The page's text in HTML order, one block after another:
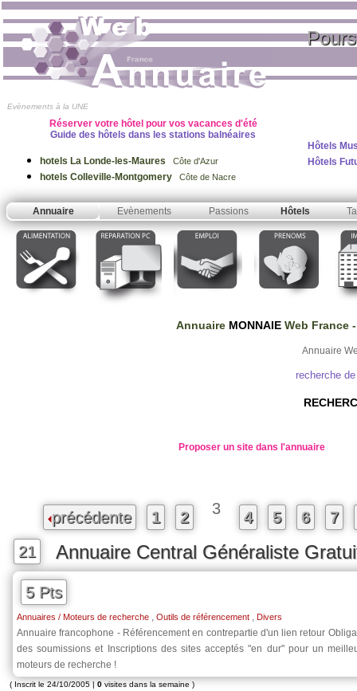
Evènements à la UNE
Réserver votre hôtel pour vos vacances d'été
Guide des hôtels dans les stations balnéaires
hotels La Londe-les-Maures Côte d'Azur
hotels Colleville-Montgomery Côte de Nacre
Hôtels
Hôtels
Annuaire Evènements Passions Hôtels
Annuaire MONNAIEWeb France-
Annuaire
recherche
Proposer un site dans l'annuaire
précédente 1 2 3 4 5 6
7
21
Annuaire Central Généraliste
5 Pts
Annuaires / Moteurs de recherche , Outils de référencement , Divers
Annuaire francophone - Référencement en contrepartie d'un lien retour
des soumissions et Inscriptions des sites acceptés "en dur" pour un
moteurs de recherche !
( Inscrit le 24/10/2005 | 0 visites dans la semaine )